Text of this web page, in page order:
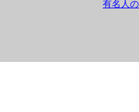
有名人